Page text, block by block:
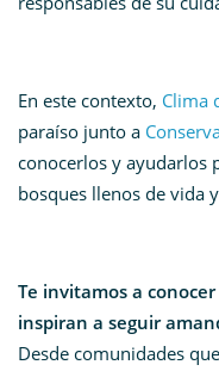
En este contexto, Clima
paraíso junto a
conocerlos y ayudarlos
bosques llenos de vida
Te invitamos a
inspiran a seguir
Desde comunidades